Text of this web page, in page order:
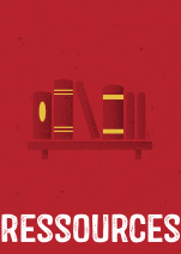
Ressources